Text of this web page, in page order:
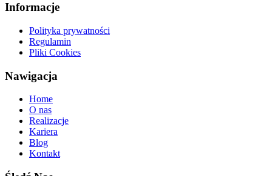
Informacje
Polityka prywatności
Regulamin
Pliki Cookies
Nawigacja
Home
O nas
Realizacje
Kariera
Blog
Kontakt